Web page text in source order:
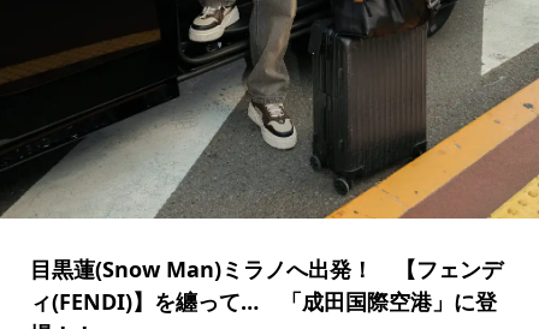
目黒蓮(Snow Man)ミラノへ出発！ 【フェンデ
ィ(FENDI)】を纏って… 「成田国際空港」に登